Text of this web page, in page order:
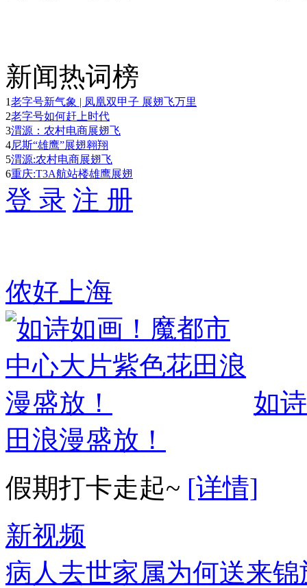
新闻热词榜
1老字号新气象 | 凤凰双甲子 展翅飞万里
2老字号如何赶上时代
3渭源：农村电商展翅飞
4尼斯“雄鹰”展翅翱翔
5渭源:农村电商展翅飞
6重庆:T3A航站楼雄鹰展翅
登 录 注 册
侬好上海
如
田浪漫盛放！
假期打卡走起~ [详情]
新视频
病人去世家属为何送来